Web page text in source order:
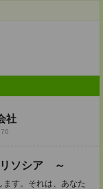
社
ソシア ～
す。それは、あなた